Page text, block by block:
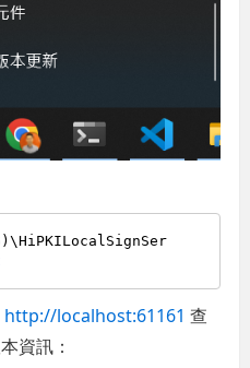
http://localhost:61161 查
資訊：